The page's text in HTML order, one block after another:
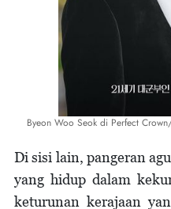
Byeon Woo Seok di Perfect
Di sisi lain, pangeran
yang hidup dalam
keturunan kerajaan